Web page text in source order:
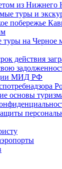
из Нижнего
туры и
побережье
туры на Черное
действия
МИД РФ
основы